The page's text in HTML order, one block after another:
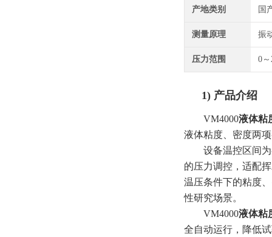
产地类别 国
测量原理 振
压力范围 0
1) 产品介绍
VM4000液体粘
液体粘度、密度两
设备温控区间
的压力调控，适配
温压条件下的粘度
性研究场景。
VM4000液体粘
全自动运行，降低